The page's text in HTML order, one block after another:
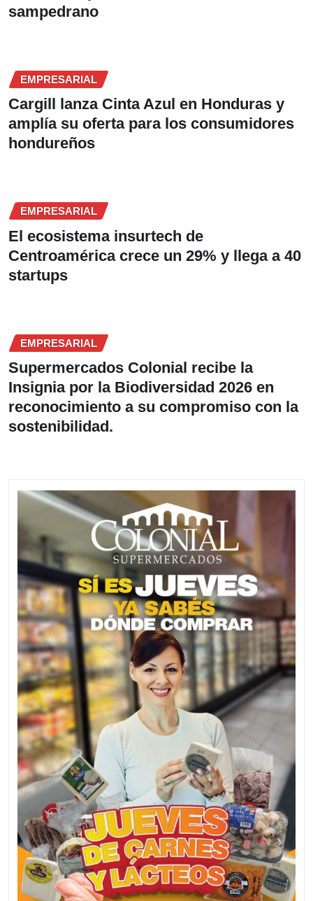
sampedrano
EMPRESARIAL
Cargill lanza Cinta Azul en Honduras y
amplía su oferta para los consumidores
hondureños
EMPRESARIAL
El ecosistema insurtech de
Centroamérica crece un 29% y llega a 40
startups
EMPRESARIAL
Supermercados Colonial recibe la
Insignia por la Biodiversidad 2026 en
reconocimiento a su compromiso con la
sostenibilidad.